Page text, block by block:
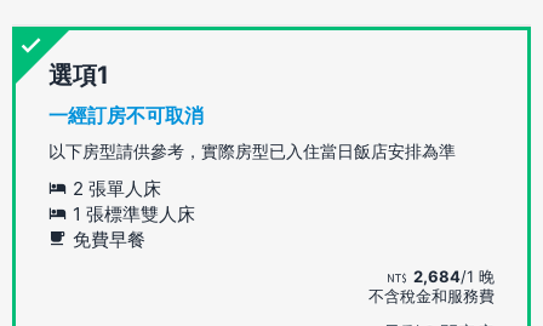
選項
一經訂房不可取消
以下房型請供參考，實際房型已入住當日飯店安排為準
2 張單人床
1 張標準雙人床
免費早餐
2,684/1 晚
不含稅金和服務費